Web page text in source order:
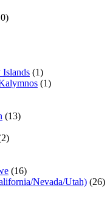
(1)
(1)
(13)
(16)
Nevada/Utah) (26)